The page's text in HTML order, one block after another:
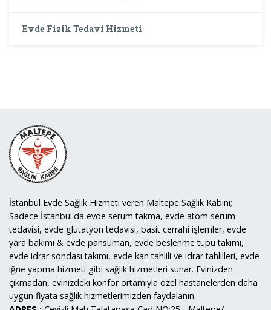
Evde Fizik Tedavi Hizmeti
İstanbul Evde Sağlık Hizmeti veren Maltepe Sağlık Kabini;
Sadece İstanbul'da evde serum takma, evde atom serum
tedavisi, evde glutatyon tedavisi, basit cerrahi işlemler, evde
yara bakımı & evde pansuman, evde beslenme tüpü takımı,
evde idrar sondası takımı, evde kan tahlili ve idrar tahlilleri, evde
iğne yapma hizmeti gibi sağlık hizmetleri sunar. Evinizden
çıkmadan, evinizdeki konfor ortamıyla özel hastanelerden daha
uygun fiyata sağlık hizmetlerimizden faydalanın.